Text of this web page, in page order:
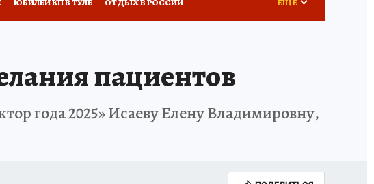
ЮБИЛЕЙ КП В ТУЛЕ ОТДЫХ В РОССИИ ЕЩЕ
пациентов
года 2025» Исаеву Елену Владимировну,